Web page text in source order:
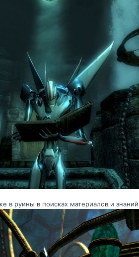
в руины в поисках материалов и